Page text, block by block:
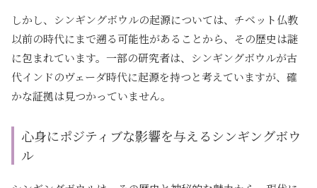
しかし、シンギングボウルの起源については、チベット仏教
以前の時代にまで遡る可能性があることから、その歴史は謎
に包まれています。一部の研究者は、シンギングボウルが古
代インドのヴェーダ時代に起源を持つと考えていますが、確
かな証拠は見つかっていません。
心身にポジティブな影響を与えるシンギングボウ
ル